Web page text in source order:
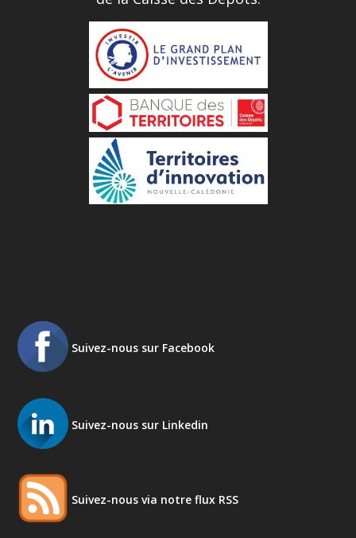
Suivez-nous sur Facebook
Suivez-nous sur Linkedin
Suivez-nous via notre flux RSS